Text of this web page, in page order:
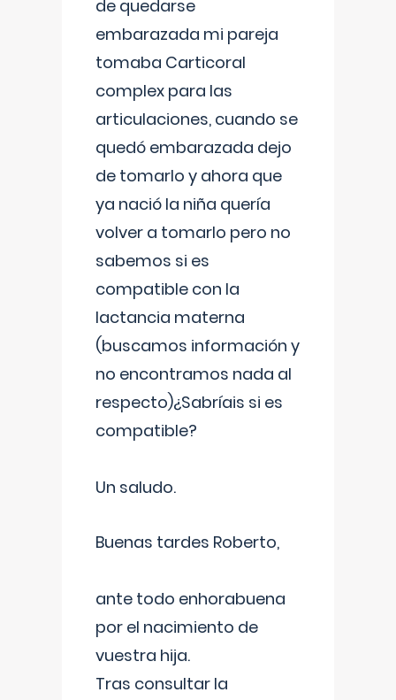
de quedarse
embarazada mi pareja
tomaba Carticoral
complex para las
articulaciones, cuando se
quedó embarazada dejo
de tomarlo y ahora que
ya nació la niña quería
volver a tomarlo pero no
sabemos si es
compatible con la
lactancia materna
(buscamos información y
no encontramos nada al
respecto)¿Sabríais si es
compatible?
Un saludo.
Buenas tardes Roberto,
ante todo enhorabuena
por el nacimiento de
vuestra hija.
Tras consultar la